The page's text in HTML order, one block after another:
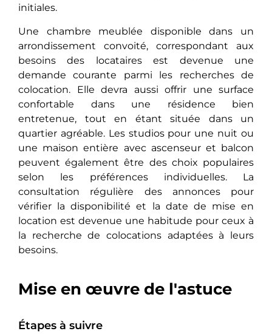
initiales.
Une chambre meublée disponible dans un
arrondissement convoité, correspondant aux
besoins des locataires est devenue une
demande courante parmi les recherches de
colocation. Elle devra aussi offrir une surface
confortable dans une résidence bien
entretenue, tout en étant située dans un
quartier agréable. Les studios pour une nuit ou
une maison entière avec ascenseur et balcon
peuvent également être des choix populaires
selon les préférences individuelles. La
consultation régulière des annonces pour
vérifier la disponibilité et la date de mise en
location est devenue une habitude pour ceux à
la recherche de colocations adaptées à leurs
besoins.
Mise en œuvre de l'astuce
Étapes à suivre